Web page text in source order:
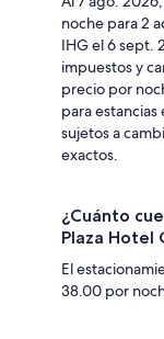
noche para 2
IHG el 6 sept.
impuestos y
precio por
para estancias
sujetos a
exactos.
¿Cuánto
Plaza Hotel
El
38.00 por